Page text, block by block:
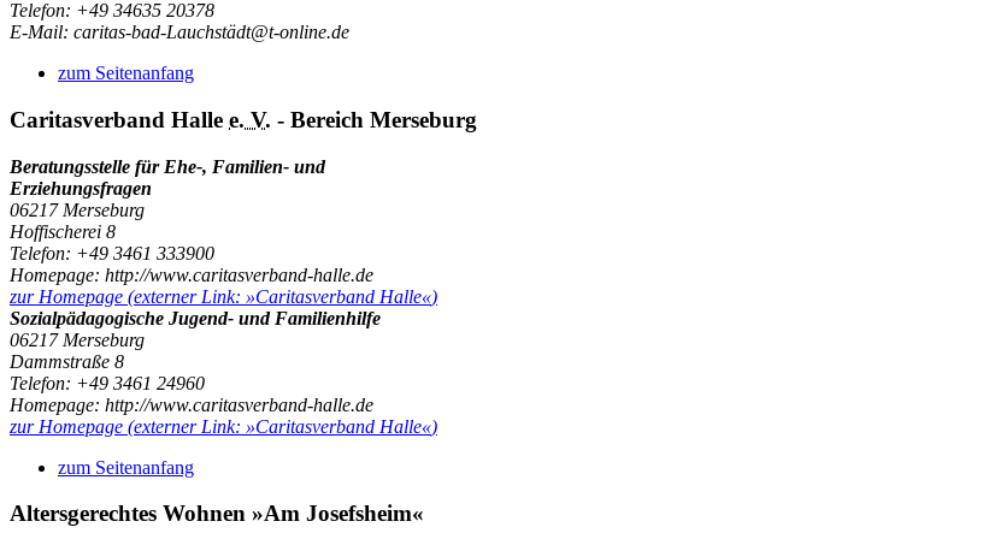
Telefon: +49 34635 20378
E-Mail: caritas-bad-Lauchstädt@t-online.de
zum Seitenanfang
Caritasverband Halle e. V. - Bereich Merseburg
Beratungsstelle für Ehe-, Familien- und
Erziehungsfragen
06217 Merseburg
Hoffischerei 8
Telefon: +49 3461 333900
Homepage: http://www.caritasverband-halle.de
zur Homepage (externer Link: »Caritasverband Halle«)
Sozialpädagogische Jugend- und Familienhilfe
06217 Merseburg
Dammstraße 8
Telefon: +49 3461 24960
Homepage: http://www.caritasverband-halle.de
zur Homepage (externer Link: »Caritasverband Halle«)
zum Seitenanfang
Altersgerechtes Wohnen »Am Josefsheim«